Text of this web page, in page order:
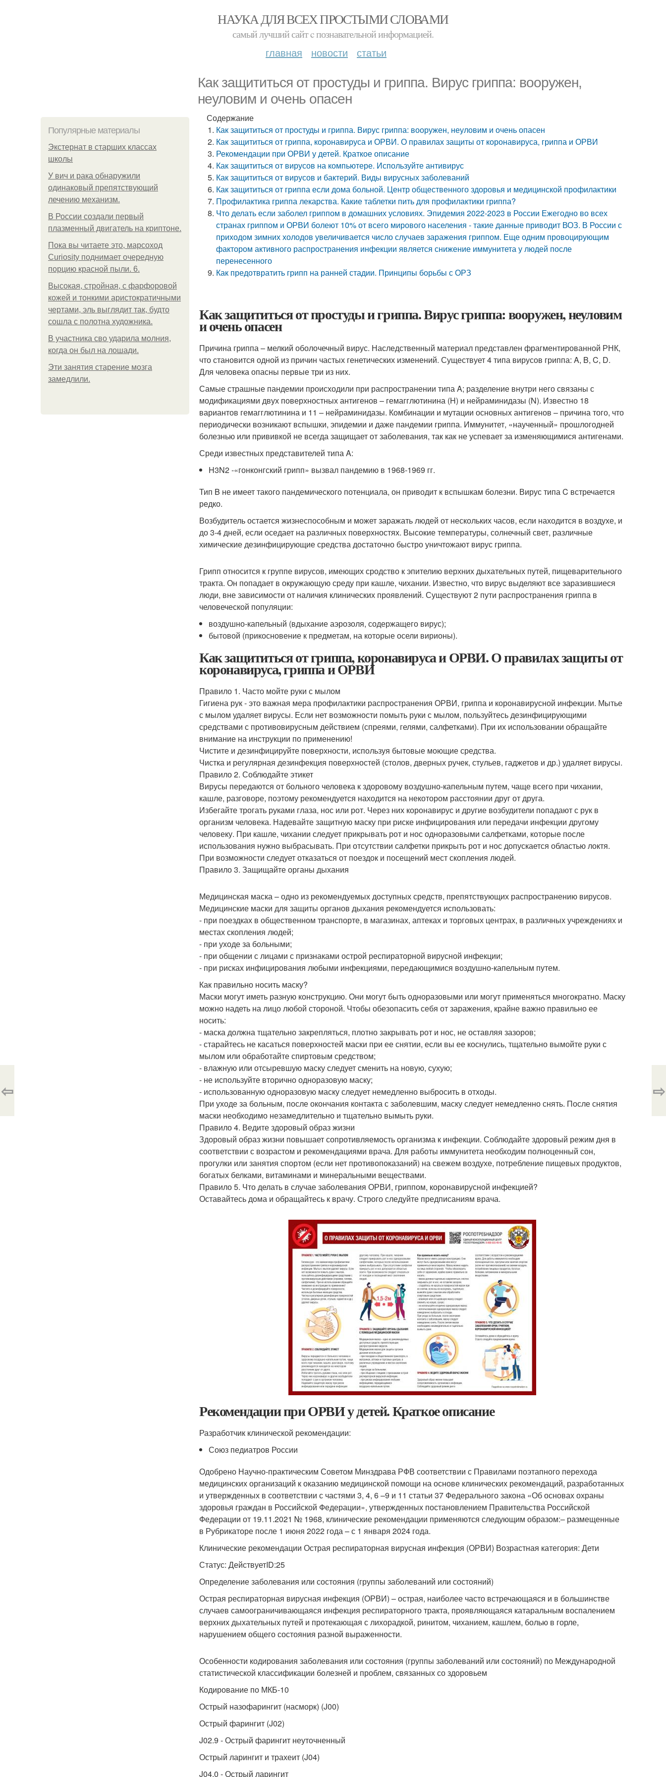
НАУКА ДЛЯ ВСЕХ ПРОСТЫМИ СЛОВАМИ
самый лучший сайт c познавательной информацией.
главная новости статьи
Как защититься от простуды и гриппа. Вирус гриппа: вооружен,
неуловим и очень опасен
Популярные материалы
Экстернат в старших классах
школы
У вич и рака обнаружили
одинаковый препятствующий
лечению механизм.
В России создали первый
плазменный двигатель на криптоне.
Пока вы читаете это, марсоход
Curiosity поднимает очередную
порцию красной пыли. 6.
Высокая, стройная, с фарфоровой
кожей и тонкими аристократичными
чертами, эль выглядит так, будто
сошла с полотна художника.
В участника сво ударила молния,
когда он был на лошади.
Эти занятия старение мозга
замедлили.
Содержание
Как защититься от простуды и гриппа. Вирус гриппа: вооружен, неуловим и очень опасен
Как защититься от гриппа, коронавируса и ОРВИ. О правилах защиты от коронавируса, гриппа и ОРВИ
Рекомендации при ОРВИ у детей. Краткое описание
Как защититься от вирусов на компьютере. Используйте антивирус
Как защититься от вирусов и бактерий. Виды вирусных заболеваний
Как защититься от гриппа если дома больной. Центр общественного здоровья и медицинской профилактики
Профилактика гриппа лекарства. Какие таблетки пить для профилактики гриппа?
Что делать если заболел гриппом в домашних условиях. Эпидемия 2022-2023 в России Ежегодно во всех
странах гриппом и ОРВИ болеют 10% от всего мирового населения - такие данные приводит ВОЗ. В России с
приходом зимних холодов увеличивается число случаев заражения гриппом. Еще одним провоцирующим
фактором активного распространения инфекции является снижение иммунитета у людей после
перенесенного
Как предотвратить грипп на ранней стадии. Принципы борьбы с ОРЗ
Как защититься от простуды и гриппа. Вирус гриппа: вооружен, неуловим
и очень опасен
Причина гриппа – мелкий оболочечный вирус. Наследственный материал представлен фрагментированной РНК,
что становится одной из причин частых генетических изменений. Существует 4 типа вирусов гриппа: A, B, C, D.
Для человека опасны первые три из них.
Самые страшные пандемии происходили при распространении типа A; разделение внутри него связаны с
модификациями двух поверхностных антигенов – гемагглютинина (H) и нейраминидазы (N). Известно 18
вариантов гемагглютинина и 11 – нейраминидазы. Комбинации и мутации основных антигенов – причина того, что
периодически возникают вспышки, эпидемии и даже пандемии гриппа. Иммунитет, «наученный» прошлогодней
болезнью или прививкой не всегда защищает от заболевания, так как не успевает за изменяющимися антигенами.
Среди известных представителей типа A:
H3N2 -«гонконгский грипп» вызвал пандемию в 1968-1969 гг.
Тип B не имеет такого пандемического потенциала, он приводит к вспышкам болезни. Вирус типа C встречается
редко.
Возбудитель остается жизнеспособным и может заражать людей от нескольких часов, если находится в воздухе, и
до 3-4 дней, если оседает на различных поверхностях. Высокие температуры, солнечный свет, различные
химические дезинфицирующие средства достаточно быстро уничтожают вирус гриппа.
Грипп относится к группе вирусов, имеющих сродство к эпителию верхних дыхательных путей, пищеварительного
тракта. Он попадает в окружающую среду при кашле, чихании. Известно, что вирус выделяют все заразившиеся
люди, вне зависимости от наличия клинических проявлений. Существуют 2 пути распространения гриппа в
человеческой популяции:
воздушно-капельный (вдыхание аэрозоля, содержащего вирус);
бытовой (прикосновение к предметам, на которые осели вирионы).
Как защититься от гриппа, коронавируса и ОРВИ. О правилах защиты от
коронавируса, гриппа и ОРВИ
Правило 1. Часто мойте руки с мылом
Гигиена рук - это важная мера профилактики распространения ОРВИ, гриппа и коронавирусной инфекции. Мытье
с мылом удаляет вирусы. Если нет возможности помыть руки с мылом, пользуйтесь дезинфицирующими
средствами с противовирусным действием (спреями, гелями, салфетками). При их использовании обращайте
внимание на инструкции по применению!
Чистите и дезинфицируйте поверхности, используя бытовые моющие средства.
Чистка и регулярная дезинфекция поверхностей (столов, дверных ручек, стульев, гаджетов и др.) удаляет вирусы.
Правило 2. Соблюдайте этикет
Вирусы передаются от больного человека к здоровому воздушно-капельным путем, чаще всего при чихании,
кашле, разговоре, поэтому рекомендуется находится на некотором расстоянии друг от друга.
Избегайте трогать руками глаза, нос или рот. Через них коронавирус и другие возбудители попадают с рук в
организм человека. Надевайте защитную маску при риске инфицирования или передачи инфекции другому
человеку. При кашле, чихании следует прикрывать рот и нос одноразовыми салфетками, которые после
использования нужно выбрасывать. При отсутствии салфетки прикрыть рот и нос допускается областью локтя.
При возможности следует отказаться от поездок и посещений мест скопления людей.
Правило 3. Защищайте органы дыхания
Медицинская маска – одно из рекомендуемых доступных средств, препятствующих распространению вирусов.
Медицинские маски для защиты органов дыхания рекомендуется использовать:
- при поездках в общественном транспорте, в магазинах, аптеках и торговых центрах, в различных учреждениях и
местах скопления людей;
- при уходе за больными;
- при общении с лицами с признаками острой респираторной вирусной инфекции;
- при рисках инфицирования любыми инфекциями, передающимися воздушно-капельным путем.
Как правильно носить маску?
Маски могут иметь разную конструкцию. Они могут быть одноразовыми или могут применяться многократно. Маску
можно надеть на лицо любой стороной. Чтобы обезопасить себя от заражения, крайне важно правильно ее
носить:
- маска должна тщательно закрепляться, плотно закрывать рот и нос, не оставляя зазоров;
- старайтесь не касаться поверхностей маски при ее снятии, если вы ее коснулись, тщательно вымойте руки с
мылом или обработайте спиртовым средством;
- влажную или отсыревшую маску следует сменить на новую, сухую;
- не используйте вторично одноразовую маску;
- использованную одноразовую маску следует немедленно выбросить в отходы.
При уходе за больным, после окончания контакта с заболевшим, маску следует немедленно снять. После снятия
маски необходимо незамедлительно и тщательно вымыть руки.
Правило 4. Ведите здоровый образ жизни
Здоровый образ жизни повышает сопротивляемость организма к инфекции. Соблюдайте здоровый режим дня в
соответствии с возрастом и рекомендациями врача. Для работы иммунитета необходим полноценный сон,
прогулки или занятия спортом (если нет противопоказаний) на свежем воздухе, потребление пищевых продуктов,
богатых белками, витаминами и минеральными веществами.
Правило 5. Что делать в случае заболевания ОРВИ, гриппом, коронавирусной инфекцией?
Оставайтесь дома и обращайтесь к врачу. Строго следуйте предписаниям врача.
Рекомендации при ОРВИ у детей. Краткое описание
Разработчик клинической рекомендации:
Союз педиатров России
Одобрено Научно-практическим Советом Минздрава РФВ соответствии с Правилами поэтапного перехода
медицинских организаций к оказанию медицинской помощи на основе клинических рекомендаций, разработанных
и утвержденных в соответствии с частями 3, 4, 6 –9 и 11 статьи 37 Федерального закона «Об основах охраны
здоровья граждан в Российской Федерации», утвержденных постановлением Правительства Российской
Федерации от 19.11.2021 № 1968, клинические рекомендации применяются следующим образом:– размещенные
в Рубрикаторе после 1 июня 2022 года – с 1 января 2024 года.
Клинические рекомендации Острая респираторная вирусная инфекция (ОРВИ) Возрастная категория: Дети
Статус: ДействуетID:25
Определение заболевания или состояния (группы заболеваний или состояний)
Острая респираторная вирусная инфекция (ОРВИ) – острая, наиболее часто встречающаяся и в большинстве
случаев самоограничивающаяся инфекция респираторного тракта, проявляющаяся катаральным воспалением
верхних дыхательных путей и протекающая с лихорадкой, ринитом, чиханием, кашлем, болью в горле,
нарушением общего состояния разной выраженности.
Особенности кодирования заболевания или состояния (группы заболеваний или состояний) по Международной
статистической классификации болезней и проблем, связанных со здоровьем
Кодирование по МКБ-10
Острый назофарингит (насморк) (J00)
Острый фарингит (J02)
J02.9 - Острый фарингит неуточненный
Острый ларингит и трахеит (J04)
J04.0 - Острый ларингит
⇦ ⇨